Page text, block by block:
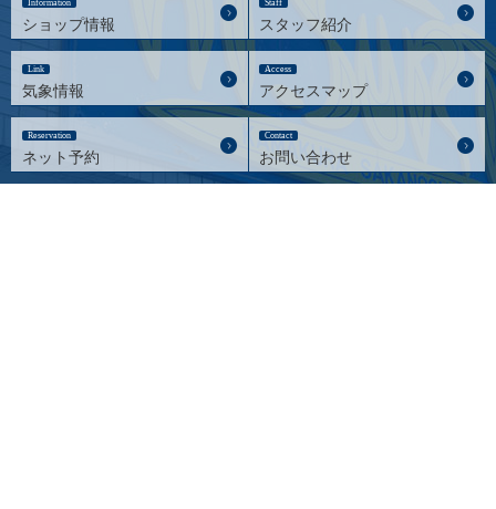
Information
ショップ情報
Staff
スタッフ紹介
Link
気象情報
Access
アクセスマップ
Reservation
ネット予約
Contact
お問い合わせ